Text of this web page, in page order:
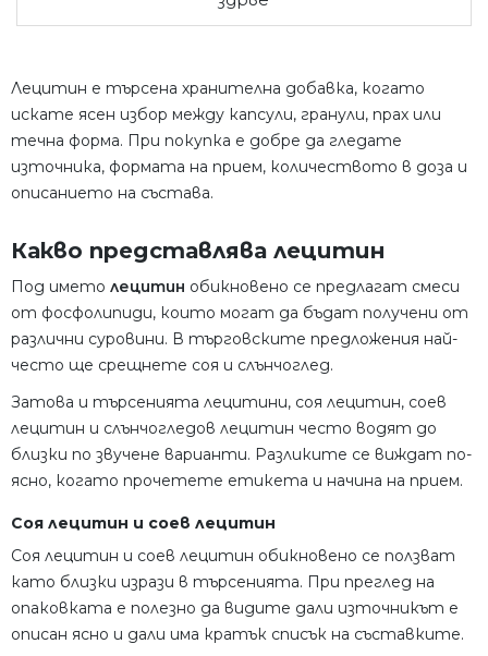
Лецитин е търсена хранителна добавка, когато
искате ясен избор между капсули, гранули, прах или
течна форма. При покупка е добре да гледате
източника, формата на прием, количеството в доза и
описанието на състава.
Какво представлява лецитин
Под името лецитин обикновено се предлагат смеси
от фосфолипиди, които могат да бъдат получени от
различни суровини. В търговските предложения най-
често ще срещнете соя и слънчоглед.
Затова и търсенията лецитини, соя лецитин, соев
лецитин и слънчогледов лецитин често водят до
близки по звучене варианти. Разликите се виждат по-
ясно, когато прочетете етикета и начина на прием.
Соя лецитин и соев лецитин
Соя лецитин и соев лецитин обикновено се ползват
като близки изрази в търсенията. При преглед на
опаковката е полезно да видите дали източникът е
описан ясно и дали има кратък списък на съставките.